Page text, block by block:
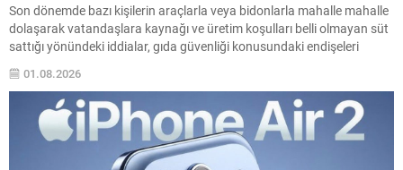
Son dönemde bazı kişilerin araçlarla veya bidonlarla mahalle mahalle
dolaşarak vatandaşlara kaynağı ve üretim koşulları belli olmayan süt
sattığı yönündeki iddialar, gıda güvenliği konusundaki endişeleri
yeniden gündeme getirdi. Vatandaşlara önemli bir uyarı yapılarak,
özellikle tanınmayan kişilerden alınan açık sütlerde dikkatli olunması
gerektiği belirtildi. Üretim yeri, hayvan sağlığı, saklama koşulları ve...
01.08.2026